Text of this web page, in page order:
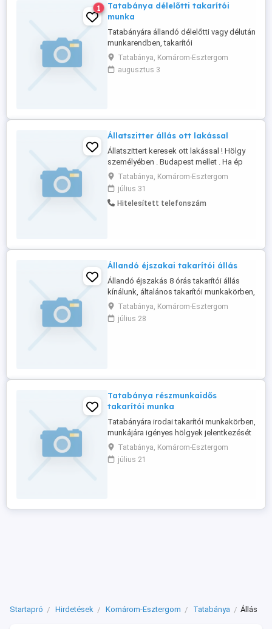
1
Tatabánya délelőtti takarítói
munka
Tatabányára állandó délelőtti vagy délután
munkarendben, takarítói
munkakörben,munkájára igényes hölgyek
jelentkezését várjuk. Munka kezdete:
06:00-14:00 Jelentkezni a megadott
Tatabánya, Komárom-Esztergom
augusztus 3
Állatszitter állás ott lakással
Állatszittert keresek ott lakással ! Hölgy
személyében . Budapest mellet . Ha ép
változtatni szeretnél az életeden , bele
vágnál valami másba . Akár egy új életbe .
Ingyen lakhatásért cserébe napi pár óra
elfoglaltság állataim gondozása mikor én
Tatabánya, Komárom-Esztergom
július 31
Hitelesített telefonszám
Állandó éjszakai takarítói állás
Állandó éjszakás 8 órás takarítói állás
kínálunk, általános takarítói munkakörben,
munkájára igényes hölgyek jelentkezését
várjuk. Nyugdíjasok is jelentkezhetnek.
Munkavégzés: Tatabánya Hétfőtől-
Tatabánya, Komárom-Esztergom
július 28
Tatabánya részmunkaidős
takarítói munka
Tatabányára irodai takarítói munkakörben,
munkájára igényes hölgyek jelentkezését
várjuk. Munka hétfőtől- péntekig ,5 órás
részmunkaidős állásra. Jelentkezni
hétfőtől-pénteki 17:00-22:00 óráig a
Tatabánya, Komárom-Esztergom
július 21
Startapró Hirdetések Komárom-Esztergom Tatabánya Állás